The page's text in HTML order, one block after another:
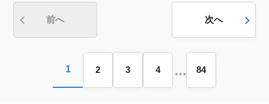
です。 ＜少人数で風通しの良い職場環境＞ 従業員7
名のコンパクトな事務所で、意見交換がしやすく、安心
で、経験豊富な人材を尊重します。駅近の好立地で通勤
負担も少なく、腰を据えて働ける職場です。
前へ 次へ
1 2 3 4 … 84